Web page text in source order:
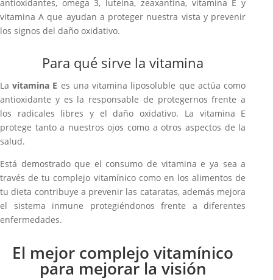
antioxidantes, omega 3, luteína, zeaxantina, vitamina E y
vitamina A que ayudan a proteger nuestra vista y prevenir
los signos del daño oxidativo.
Para qué sirve la vitamina
Lavitamina E es una vitamina liposoluble que actúa como
antioxidante y es la responsable de protegernos frente a
los radicales libres y el daño oxidativo. La vitamina E
protege tanto a nuestros ojos como a otros aspectos de la
salud.
Está demostrado que el consumo de vitamina e ya sea a
través de tu complejo vitamínico como en los alimentos de
tu dieta contribuye a prevenir las cataratas, además mejora
el sistema inmune protegiéndonos frente a diferentes
enfermedades.
El mejor complejo vitamínico
para mejorar la visión